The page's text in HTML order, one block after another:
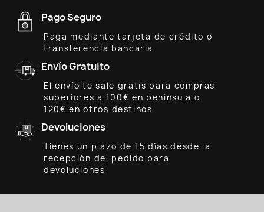
Pago Seguro
Paga mediante tarjeta de crédito o
transferencia bancaria
Envío Gratuito
El envío te sale gratis para compras
superiores a 100€ en península o
120€ en otros destinos
Devoluciones
Tienes un plazo de 15 días desde la
recepción del pedido para
devoluciones